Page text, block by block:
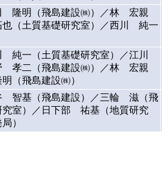
隆明（飛島建設㈱）／林 宏親
（土質基礎研究室）／西川 純一
純一（土質基礎研究室）／江川
孝二（飛島建設㈱）／林 宏親
（飛島建設㈱）
智基（飛島建設）／三輪 滋（飛
室）／日下部 祐基（地質研究
）